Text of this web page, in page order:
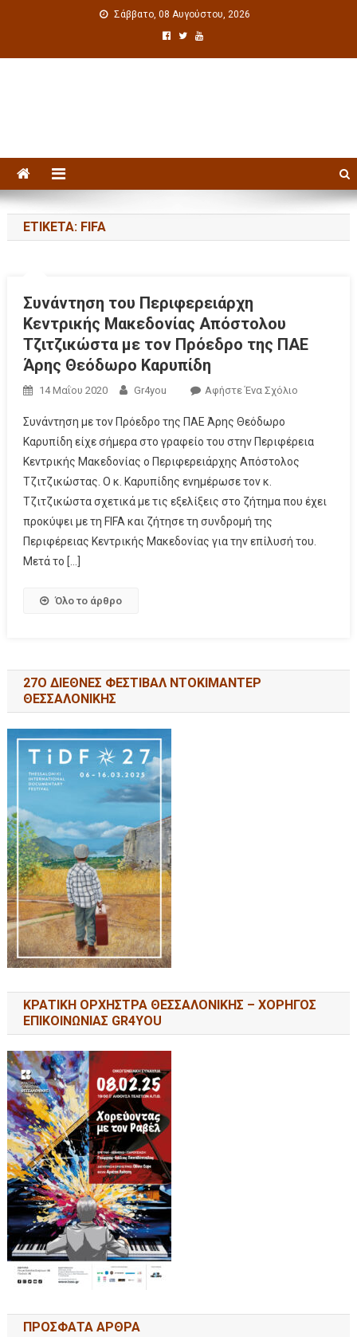
Σάββατο, 08 Αυγούστου, 2026
ΕΤΙΚΈΤΑ: FIFA
Συνάντηση του Περιφερειάρχη
Κεντρικής Μακεδονίας Απόστολου
Τζιτζικώστα με τον Πρόεδρο της ΠΑΕ
Άρης Θεόδωρο Καρυπίδη
14 Μαΐου 2020 Gr4you Αφήστε Ένα Σχόλιο
Συνάντηση με τον Πρόεδρο της ΠΑΕ Άρης Θεόδωρο
Καρυπίδη είχε σήμερα στο γραφείο του στην Περιφέρεια
Κεντρικής Μακεδονίας ο Περιφερειάρχης Απόστολος
Τζιτζικώστας. Ο κ. Καρυπίδης ενημέρωσε τον κ.
Τζιτζικώστα σχετικά με τις εξελίξεις στο ζήτημα που έχει
προκύψει με τη FIFA και ζήτησε τη συνδρομή της
Περιφέρειας Κεντρικής Μακεδονίας για την επίλυσή του.
Μετά το […]
Όλο το άρθρο
27Ο ΔΙΕΘΝΕΣ ΦΕΣΤΙΒΑΛ ΝΤΟΚΙΜΑΝΤΕΡ
ΘΕΣΣΑΛΟΝΙΚΗΣ
ΚΡΑΤΙΚΗ ΟΡΧΗΣΤΡΑ ΘΕΣΣΑΛΟΝΙΚΗΣ – ΧΟΡΗΓΟΣ
ΕΠΙΚΟΙΝΩΝΙΑΣ GR4YOU
ΠΡΟΣΦΑΤΑ ΑΡΘΡΑ